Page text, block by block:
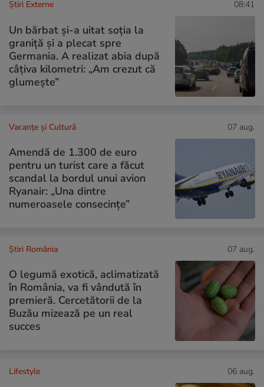
Știri Externe 08:41
Un bărbat și-a uitat soția la
graniță și a plecat spre
Germania. A realizat abia după
câțiva kilometri: „Am crezut că
glumește”
Vacanțe și Cultură 07 aug.
Amendă de 1.300 de euro
pentru un turist care a făcut
scandal la bordul unui avion
Ryanair: „Una dintre
numeroasele consecințe”
Știri România 07 aug.
O legumă exotică, aclimatizată
în România, va fi vândută în
premieră. Cercetătorii de la
Buzău mizează pe un real
succes
Lifestyle 06 aug.